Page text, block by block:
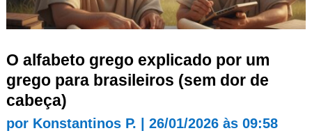
O alfabeto grego explicado por um
grego para brasileiros (sem dor de
cabeça)
por Konstantinos P. 26/01/2026 às 09:58